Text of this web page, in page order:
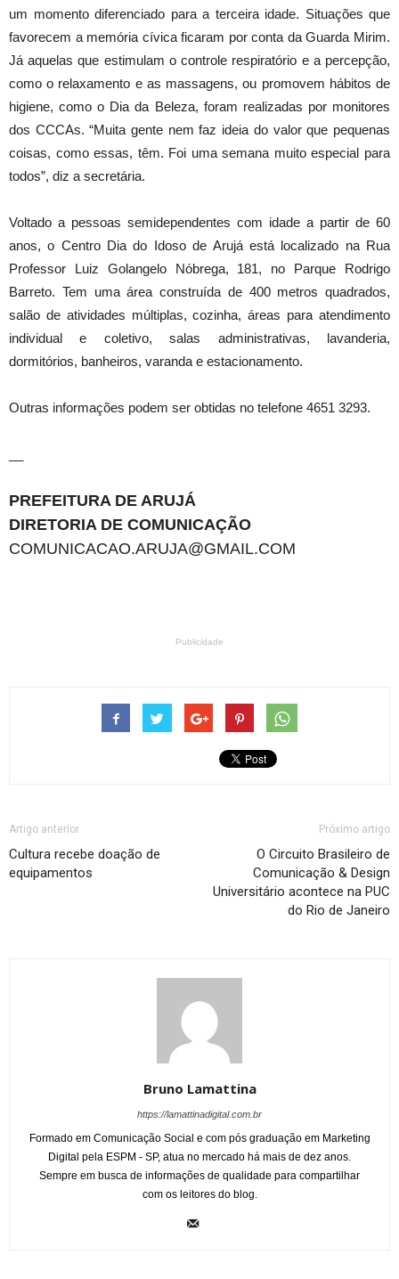
um momento diferenciado para a terceira idade. Situações que
favorecem a memória cívica ficaram por conta da Guarda Mirim.
Já aquelas que estimulam o controle respiratório e a percepção,
como o relaxamento e as massagens, ou promovem hábitos de
higiene, como o Dia da Beleza, foram realizadas por monitores
dos CCCAs. “Muita gente nem faz ideia do valor que pequenas
coisas, como essas, têm. Foi uma semana muito especial para
todos”, diz a secretária.
Voltado a pessoas semidependentes com idade a partir de 60
anos, o Centro Dia do Idoso de Arujá está localizado na Rua
Professor Luiz Golangelo Nóbrega, 181, no Parque Rodrigo
Barreto. Tem uma área construída de 400 metros quadrados,
salão de atividades múltiplas, cozinha, áreas para atendimento
individual e coletivo, salas administrativas, lavanderia,
dormitórios, banheiros, varanda e estacionamento.
Outras informações podem ser obtidas no telefone 4651 3293.
PREFEITURA DE ARUJÁ
DIRETORIA DE COMUNICAÇÃO
COMUNICACAO.ARUJA@GMAIL.COM
Publicidade
Artigo anterior
Cultura recebe doação de
equipamentos
Próximo artigo
O Circuito Brasileiro de
Comunicação & Design
Universitário acontece na PUC
do Rio de Janeiro
Bruno Lamattina
https://lamattinadigital.com.br
Formado em Comunicação Social e com pós graduação em Marketing
Digital pela ESPM - SP, atua no mercado há mais de dez anos.
Sempre em busca de informações de qualidade para compartilhar
com os leitores do blog.